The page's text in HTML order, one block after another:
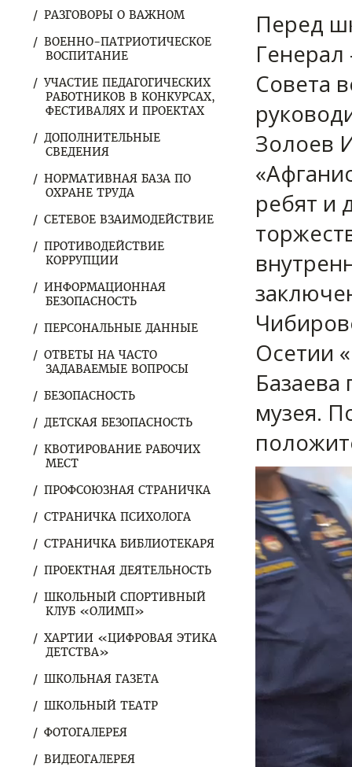
РАЗГОВОРЫ О ВАЖНОМ
ВОЕННО-ПАТРИОТИЧЕСКОЕ
ВОСПИТАНИЕ
УЧАСТИЕ ПЕДАГОГИЧЕСКИХ
РАБОТНИКОВ В КОНКУРСАХ,
ФЕСТИВАЛЯХ И ПРОЕКТАХ
ДОПОЛНИТЕЛЬНЫЕ
СВЕДЕНИЯ
НОРМАТИВНАЯ БАЗА ПО
ОХРАНЕ ТРУДА
СЕТЕВОЕ ВЗАИМОДЕЙСТВИЕ
ПРОТИВОДЕЙСТВИЕ
КОРРУПЦИИ
ИНФОРМАЦИОННАЯ
БЕЗОПАСНОСТЬ
ПЕРСОНАЛЬНЫЕ ДАННЫЕ
ОТВЕТЫ НА ЧАСТО
ЗАДАВАЕМЫЕ ВОПРОСЫ
БЕЗОПАСНОСТЬ
ДЕТСКАЯ БЕЗОПАСНОСТЬ
КВОТИРОВАНИЕ РАБОЧИХ
МЕСТ
ПРОФСОЮЗНАЯ СТРАНИЧКА
СТРАНИЧКА ПСИХОЛОГА
СТРАНИЧКА БИБЛИОТЕКАРЯ
ПРОЕКТНАЯ ДЕЯТЕЛЬНОСТЬ
ШКОЛЬНЫЙ СПОРТИВНЫЙ
КЛУБ «ОЛИМП»
ХАРТИИ «ЦИФРОВАЯ ЭТИКА
ДЕТСТВА»
ШКОЛЬНАЯ ГАЗЕТА
ШКОЛЬНЫЙ ТЕАТР
ФОТОГАЛЕРЕЯ
ВИДЕОГАЛЕРЕЯ
Перед
Совета
Золоев
ребят и
Осетии
музея.
Видеоплеер